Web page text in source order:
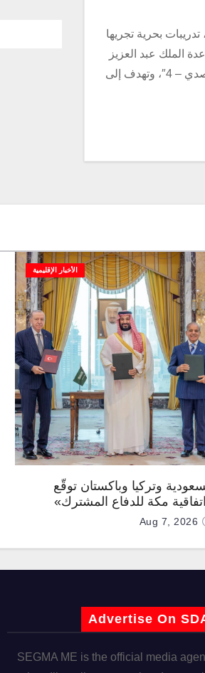
، تدريبات بحرية تجريها
الملك عبد العزيز
البحرية في الجبيل، وتحمل اسم “التصدي – 4″، وتهدف إلى
الأخبار الإقليمية
وتركيا وباكستان توقّع
مكة للدفاع المشترك»
Aug 7, 2026
Advertise On
SEGMA ME is the official media